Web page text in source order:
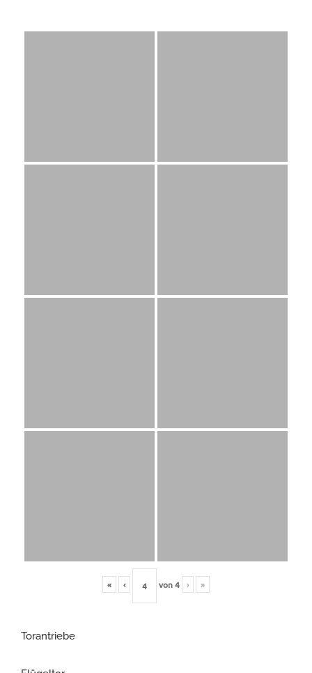
« ‹ von4 › »
Torantriebe